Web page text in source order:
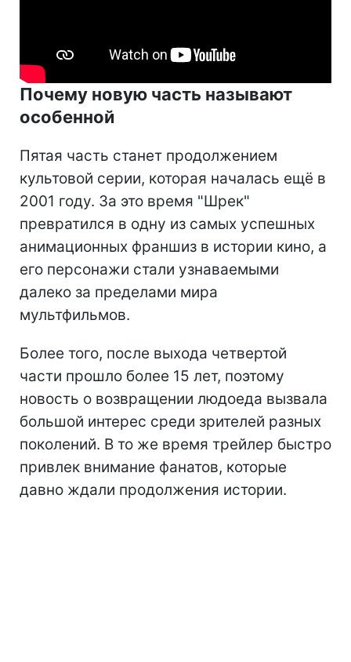
Почему новую часть называют
особенной
Пятая часть станет продолжением
культовой серии, которая началась ещё в
2001 году. За это время "Шрек"
превратился в одну из самых успешных
анимационных франшиз в истории кино, а
его персонажи стали узнаваемыми
далеко за пределами мира
мультфильмов.
Более того, после выхода четвертой
части прошло более 15 лет, поэтому
новость о возвращении людоеда вызвала
большой интерес среди зрителей разных
поколений. В то же время трейлер быстро
привлек внимание фанатов, которые
давно ждали продолжения истории.